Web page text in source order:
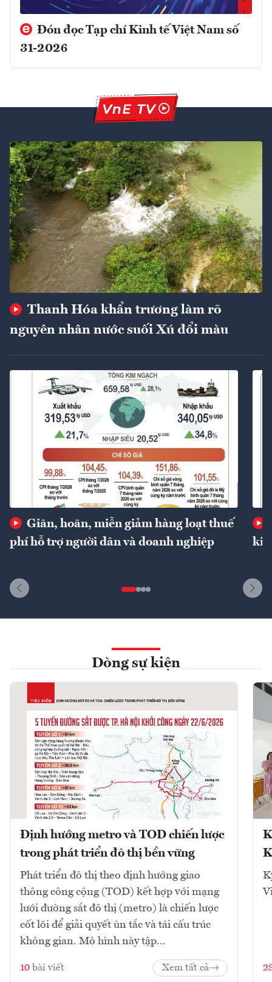
Đón đọc Tạp chí Kinh tế Việt Nam số
31-2026
Thanh Hóa khẩn trương làm rõ
nguyên nhân nước suối Xú đổi màu
Giãn, hoãn, miễn giảm hàng loạt thuế
phí hỗ trợ người dân và doanh nghiệp
Dòng sự kiện
Định hướng metro và TOD chiến lược
trong phát triển đô thị bền vững
Phát triển đô thị theo định hướng giao
thông công cộng (TOD) kết hợp với mạng
lưới đường sắt đô thị (metro) là chiến lược
cốt lõi để giải quyết ùn tắc và tái cấu trúc
không gian. Mô hình này tập...
10 bài viết Xem tất cả